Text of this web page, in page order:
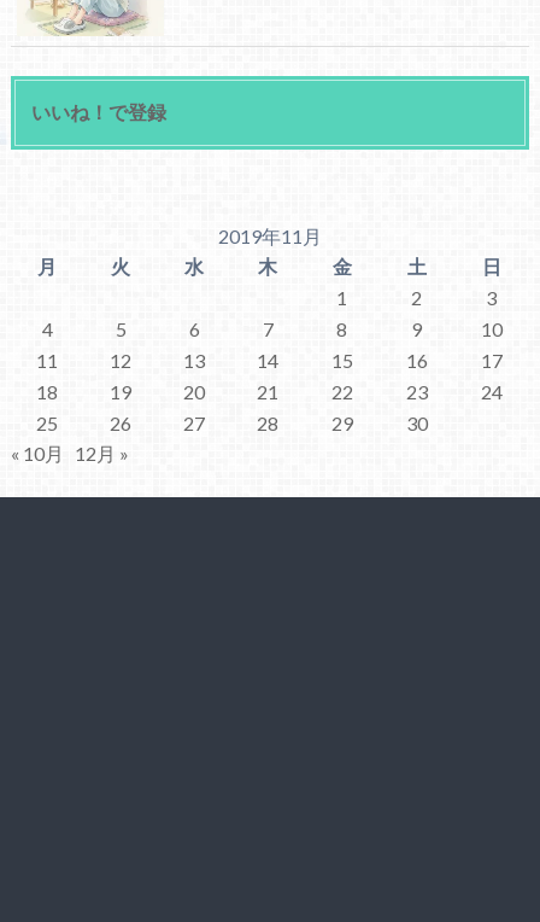
いいね！で登録
2019年11月
月
火 水 木 金 土
日
1
2
3
4
5 6 7 8 9
10
11
12 13 14 15 16
17
18
19 20 21 22 23
24
25
26 27 28 29
30
« 10月
12月 »